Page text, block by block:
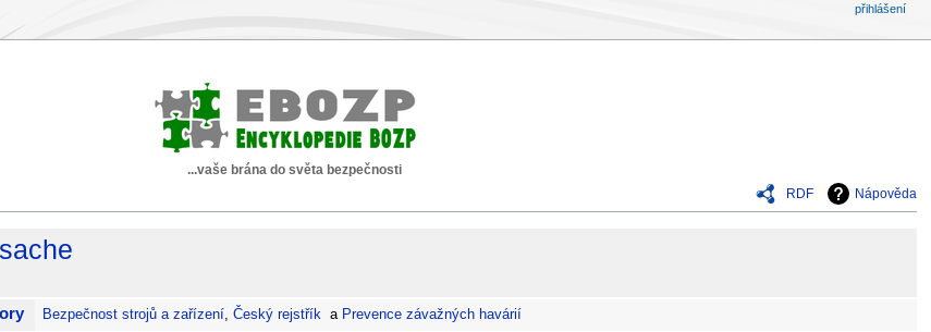
...vaše brána do světa bezpečnosti
RDF
Nápověda
Bezpečnost strojů a zařízení,Český rejstřík a Prevence závažných havárií
přihlášení